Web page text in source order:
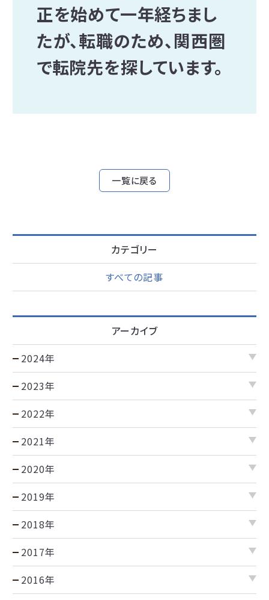
カテゴリー
すべての記事
アーカイブ
2024年
2023年
2022年
2021年
2020年
2019年
2018年
2017年
2016年
正を始めて一年経ちまし
たが、転職のため、関西圏
で転院先を探しています。
一覧に戻る